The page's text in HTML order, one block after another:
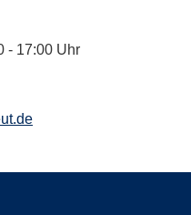
- 17:00 Uhr